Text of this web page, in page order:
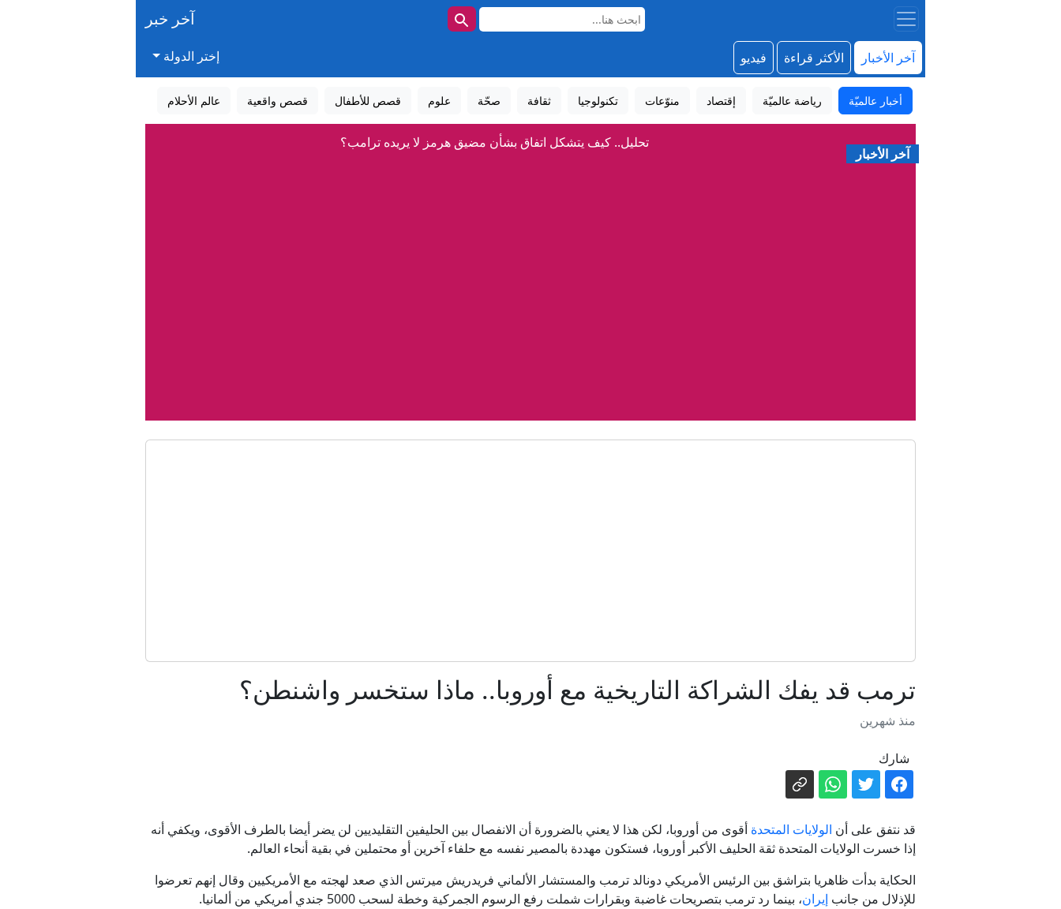
آخر خبر
آخر الأخبار الأكثر قراءة فيديو إختر الدولة
أخبار عالميّة رياضة عالميّة إقتصاد منوّعات تكنولوجيا ثقافة صحّة علوم قصص للأطفال قصص واقعية عالم الأحلام
آخر الأخبار
تحليل.. كيف يتشكل اتفاق بشأن مضيق هرمز لا يريده ترامب؟
رعب في أوروبا.. مسيّرة مفخخة تعطل مطارا ألمانيا
مئات القاصرين بلا مأوى.. أزمة سبتة تتصاعد وتضغط على مدريد
هجمات روسيا تدفع واشنطن لبحث إشراك أوكرانيا في إنتاج صواريخ باتريوت
فانس يؤكد وجود اختلافات في الرأي مع نتنياهو
تتبعها أقمار صناعية.. الحرب تغتال "مملكة النحل" بجنوب لبنان
ترمب قد يفك الشراكة التاريخية مع أوروبا.. ماذا ستخسر واشنطن؟
منذ شهرين
شارك
قد نتفق على أن الولايات المتحدة أقوى من أوروبا، لكن هذا لا يعني بالضرورة أن الانفصال بين الحليفين التقليديين لن يضر أيضا بالطرف الأقوى، ويكفي أنه
إذا خسرت الولايات المتحدة ثقة الحليف الأكبر أوروبا، فستكون مهددة بالمصير نفسه مع حلفاء آخرين أو محتملين في بقية أنحاء العالم.
الحكاية بدأت ظاهريا بتراشق بين الرئيس الأمريكي دونالد ترمب والمستشار الألماني فريدريش ميرتس الذي صعد لهجته مع الأمريكيين وقال إنهم تعرضوا
للإذلال من جانب إيران، بينما رد ترمب بتصريحات غاضبة وبقرارات شملت رفع الرسوم الجمركية وخطة لسحب 5000 جندي أمريكي من ألمانيا.